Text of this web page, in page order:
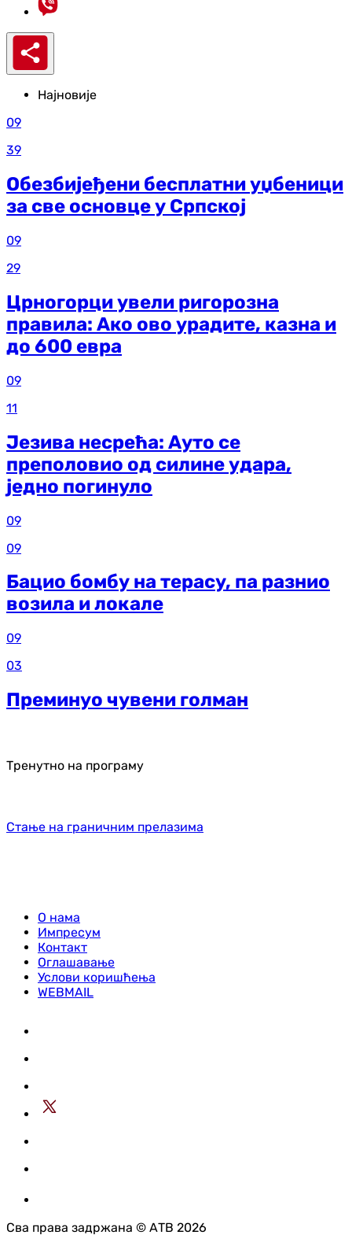
Најновије
09
39
Обезбијеђени бесплатни уџбеници
за све основце у Српској
09
29
Црногорци увели ригорозна
правила: Ако ово урадите, казна и
до 600 евра
09
11
Језива несрећа: Ауто се
преполовио од силине удара,
једно погинуло
09
09
Бацио бомбу на терасу, па разнио
возила и локале
09
03
Преминуо чувени голман
Тренутно на програму
Стање на граничним прелазима
О нама
Импресум
Контакт
Оглашавање
Услови коришћења
WEBMAIL
Сва права задржана © АТВ 2026